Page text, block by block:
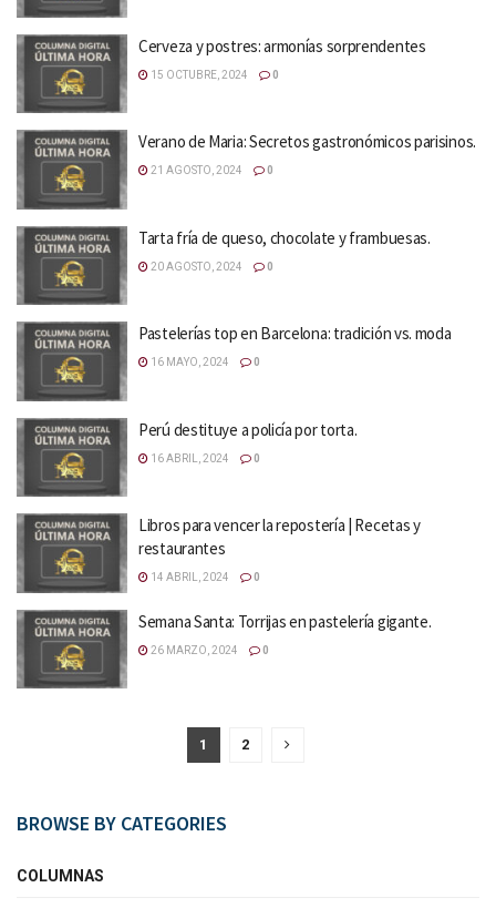
Cerveza y postres: armonías sorprendentes
15 OCTUBRE, 2024 0
Verano de Maria: Secretos gastronómicos parisinos.
21 AGOSTO, 2024 0
Tarta fría de queso, chocolate y frambuesas.
20 AGOSTO, 2024 0
Pastelerías top en Barcelona: tradición vs. moda
16 MAYO, 2024 0
Perú destituye a policía por torta.
16 ABRIL, 2024 0
Libros para vencer la repostería | Recetas y
restaurantes
14 ABRIL, 2024 0
Semana Santa: Torrijas en pastelería gigante.
26 MARZO, 2024 0
1 2
BROWSE BY CATEGORIES
COLUMNAS